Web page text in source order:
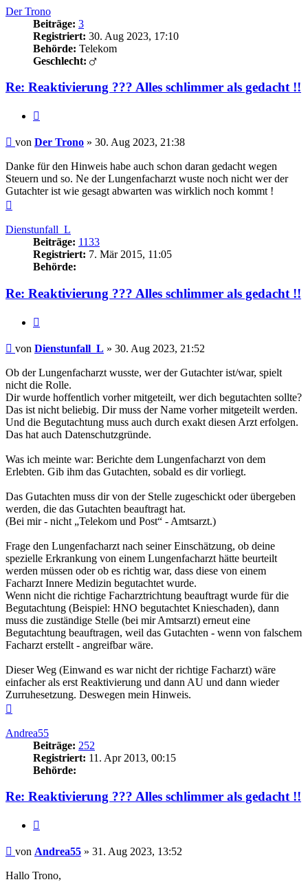
Der Trono
Beiträge: 3
Registriert: 30. Aug 2023, 17:10
Behörde: Telekom
Geschlecht:
Re: Reaktivierung ??? Alles schlimmer als gedacht !!
Beitrag
von Der Trono » 30. Aug 2023, 21:38
Danke für den Hinweis habe auch schon daran gedacht wegen
Steuern und so. Ne der Lungenfacharzt wuste noch nicht wer der
Gutachter ist wie gesagt abwarten was wirklich noch kommt !
Dienstunfall_L
Beiträge: 1133
Registriert: 7. Mär 2015, 11:05
Behörde:
Re: Reaktivierung ??? Alles schlimmer als gedacht !!
Beitrag
von Dienstunfall_L » 30. Aug 2023, 21:52
Ob der Lungenfacharzt wusste, wer der Gutachter ist/war, spielt
nicht die Rolle.
Dir wurde hoffentlich vorher mitgeteilt, wer dich begutachten sollte?
Das ist nicht beliebig. Dir muss der Name vorher mitgeteilt werden.
Und die Begutachtung muss auch durch exakt diesen Arzt erfolgen.
Das hat auch Datenschutzgründe.
Was ich meinte war: Berichte dem Lungenfacharzt von dem
Erlebten. Gib ihm das Gutachten, sobald es dir vorliegt.
Das Gutachten muss dir von der Stelle zugeschickt oder übergeben
werden, die das Gutachten beauftragt hat.
(Bei mir - nicht „Telekom und Post“ - Amtsarzt.)
Frage den Lungenfacharzt nach seiner Einschätzung, ob deine
spezielle Erkrankung von einem Lungenfacharzt hätte beurteilt
werden müssen oder ob es richtig war, dass diese von einem
Facharzt Innere Medizin begutachtet wurde.
Wenn nicht die richtige Facharztrichtung beauftragt wurde für die
Begutachtung (Beispiel: HNO begutachtet Knieschaden), dann
muss die zuständige Stelle (bei mir Amtsarzt) erneut eine
Begutachtung beauftragen, weil das Gutachten - wenn von falschem
Facharzt erstellt - angreifbar wäre.
Dieser Weg (Einwand es war nicht der richtige Facharzt) wäre
einfacher als erst Reaktivierung und dann AU und dann wieder
Zurruhesetzung. Deswegen mein Hinweis.
Andrea55
Beiträge: 252
Registriert: 11. Apr 2013, 00:15
Behörde:
Re: Reaktivierung ??? Alles schlimmer als gedacht !!
Beitrag
von Andrea55 » 31. Aug 2023, 13:52
Hallo Trono,